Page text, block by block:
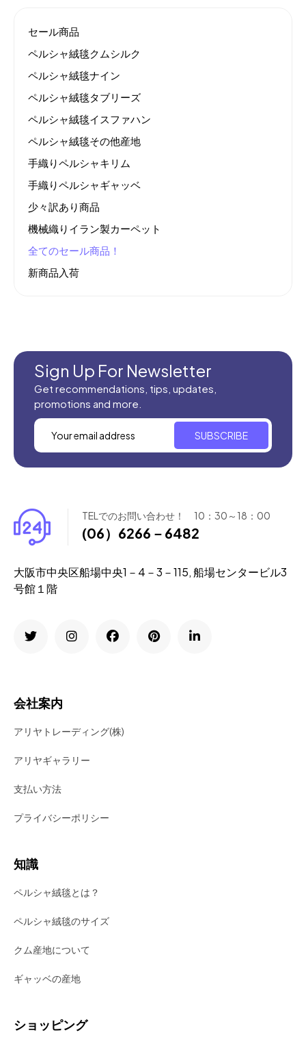
セール商品
ペルシャ絨毯クムシルク
ペルシャ絨毯ナイン
ペルシャ絨毯タブリーズ
ペルシャ絨毯イスファハン
ペルシャ絨毯その他産地
手織りペルシャキリム
手織りペルシャギャッベ
少々訳あり商品
機械織りイラン製カーペット
全てのセール商品！
新商品入荷
Sign Up For Newsletter
Get recommendations, tips, updates,
promotions and more.
SUBSCRIBE
TELでのお問い合わせ！ 10：30～18：00
(06）6266－6482
大阪市中央区船場中央1－4－3－115, 船場センタービル3
号館１階
会社案内
アリヤトレーディング(株)
アリヤギャラリー
支払い方法
プライバシーポリシー
知識
ペルシャ絨毯とは？
ペルシャ絨毯のサイズ
クム産地について
ギャッベの産地
ショッピング